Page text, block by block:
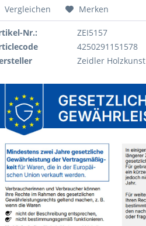
Vergleichen Merken
Nr.:
ZEI5157
4250291151578
Zeidler Holzkunst